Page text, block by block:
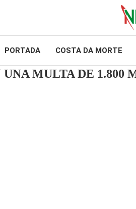
PORTADA COSTA DA MORTE
MULTA DE 1.800